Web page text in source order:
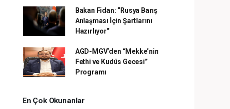
Bakan Fidan: “Rusya Barış
Anlaşması İçin Şartlarını
Hazırlıyor”
AGD-MGV’den “Mekke’nin
Fethi ve Kudüs Gecesi”
Programı
En Çok Okunanlar